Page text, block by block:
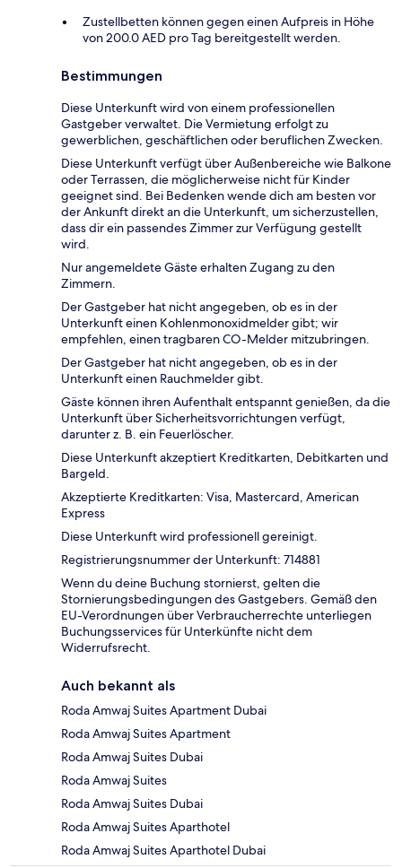
Zustellbetten können gegen einen Aufpreis in Höhe
von 200.0 AED pro Tag bereitgestellt werden.
Bestimmungen
Diese Unterkunft wird von einem professionellen
Gastgeber verwaltet. Die Vermietung erfolgt zu
gewerblichen, geschäftlichen oder beruflichen Zwecken.
Diese Unterkunft verfügt über Außenbereiche wie Balkone
oder Terrassen, die möglicherweise nicht für Kinder
geeignet sind. Bei Bedenken wende dich am besten vor
der Ankunft direkt an die Unterkunft, um sicherzustellen,
dass dir ein passendes Zimmer zur Verfügung gestellt
wird.
Nur angemeldete Gäste erhalten Zugang zu den
Zimmern.
Der Gastgeber hat nicht angegeben, ob es in der
Unterkunft einen Kohlenmonoxidmelder gibt; wir
empfehlen, einen tragbaren CO-Melder mitzubringen.
Der Gastgeber hat nicht angegeben, ob es in der
Unterkunft einen Rauchmelder gibt.
Gäste können ihren Aufenthalt entspannt genießen, da die
Unterkunft über Sicherheitsvorrichtungen verfügt,
darunter z. B. ein Feuerlöscher.
Diese Unterkunft akzeptiert Kreditkarten, Debitkarten und
Bargeld.
Akzeptierte Kreditkarten: Visa, Mastercard, American
Express
Diese Unterkunft wird professionell gereinigt.
Registrierungsnummer der Unterkunft: 714881
Wenn du deine Buchung stornierst, gelten die
Stornierungsbedingungen des Gastgebers. Gemäß den
EU-Verordnungen über Verbraucherrechte unterliegen
Buchungsservices für Unterkünfte nicht dem
Widerrufsrecht.
Auch bekannt als
Roda Amwaj Suites Apartment Dubai
Roda Amwaj Suites Apartment
Roda Amwaj Suites Dubai
Roda Amwaj Suites
Roda Amwaj Suites Dubai
Roda Amwaj Suites Aparthotel
Roda Amwaj Suites Aparthotel Dubai